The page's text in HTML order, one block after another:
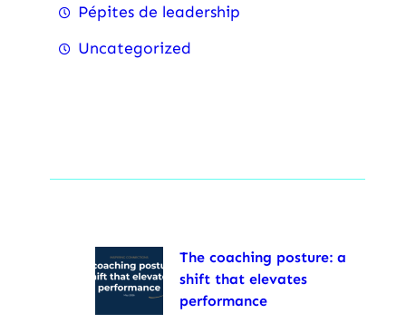
⁠Pépites de leadership
Uncategorized
The coaching posture: a
shift that elevates
performance